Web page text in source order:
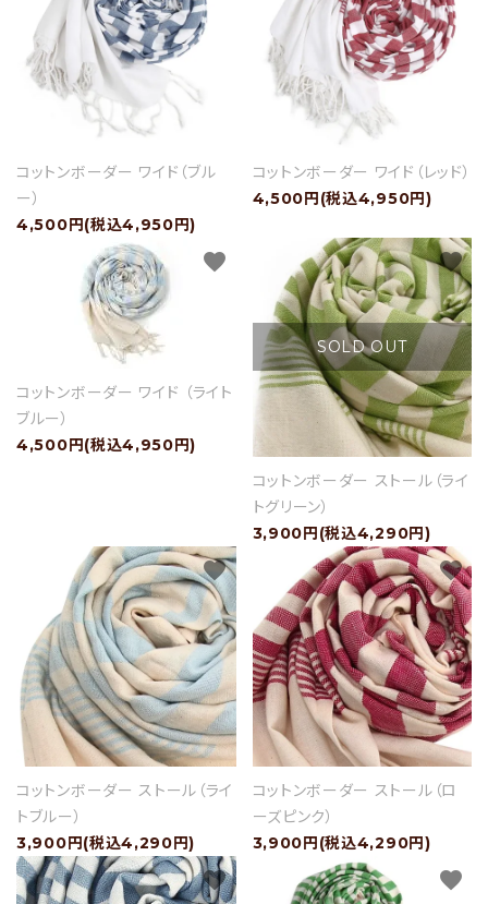
コットンボーダー ワイド（ブル
ー）
4,500円(税込4,950円)
コットンボーダー ワイド（レッド）
4,500円(税込4,950円)
コットンボーダー ワイド （ライト
ブルー）
4,500円(税込4,950円)
favorite
SOLD OUT
コットンボーダー ストール（ライ
トグリーン）
3,900円(税込4,290円)
favorite
コットンボーダー ストール（ライ
トブルー）
3,900円(税込4,290円)
favorite
コットンボーダー ストール（ロ
ーズピンク）
3,900円(税込4,290円)
favorite
favorite favorite